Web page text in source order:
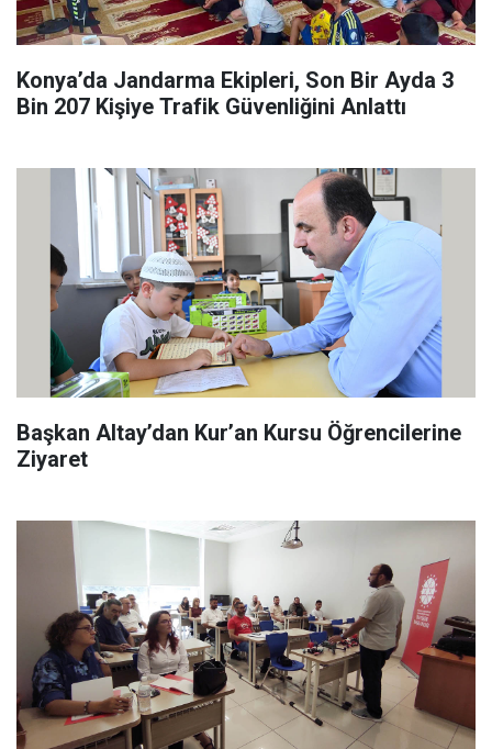
Konya’da Jandarma Ekipleri, Son Bir Ayda 3
Bin 207 Kişiye Trafik Güvenliğini Anlattı
Başkan Altay’dan Kur’an Kursu Öğrencilerine
Ziyaret